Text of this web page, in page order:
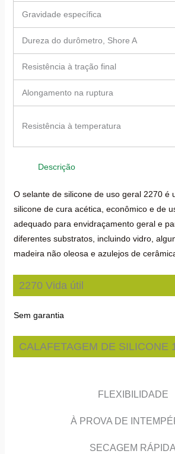
Gravidade específica
Dureza do durômetro, Shore A
Resistência à tração final
Alongamento na ruptura
Resistência à temperatura
Descrição
O selante de silicone de uso geral 2270 é
silicone de cura acética, econômico e de
adequado para envidraçamento geral e
diferentes substratos, incluindo vidro,
madeira não oleosa e azulejos de
2270 Vida útil
Sem garantia
CALAFETAGEM DE SILICONE
FLEXIBILIDADE
À PROVA DE
SECAGEM RÁPIDA